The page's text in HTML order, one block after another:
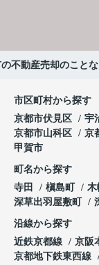
不動産売却のこと
市区町村から探す
京都市伏見区
宇
京都市山科区
京
甲賀市
町名から探す
寺田
槇島町 木
深草出羽屋敷町
沿線から探す
近鉄京都線
京阪
京都地下鉄東西線